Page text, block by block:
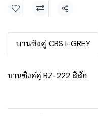
แชร์
บานซิงคู่ CBS I-GREY
บานซิงค์คู่ RZ-222 สีสัก